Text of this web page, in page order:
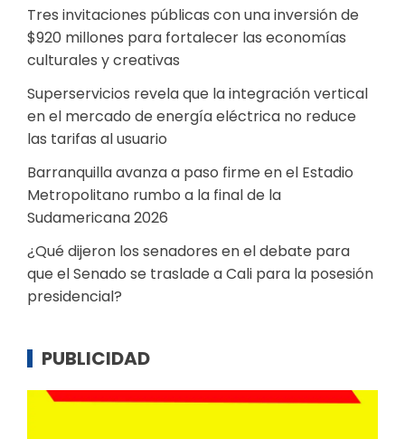
Tres invitaciones públicas con una inversión de
$920 millones para fortalecer las economías
culturales y creativas
Superservicios revela que la integración vertical
en el mercado de energía eléctrica no reduce
las tarifas al usuario
Barranquilla avanza a paso firme en el Estadio
Metropolitano rumbo a la final de la
Sudamericana 2026
¿Qué dijeron los senadores en el debate para
que el Senado se traslade a Cali para la posesión
presidencial?
PUBLICIDAD